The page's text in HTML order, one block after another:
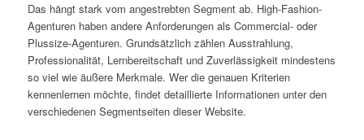
Das hängt stark vom angestrebten Segment ab. High-Fashion-
Agenturen haben andere Anforderungen als Commercial- oder
Plussize-Agenturen. Grundsätzlich zählen Ausstrahlung,
Professionalität, Lernbereitschaft und Zuverlässigkeit mindestens
so viel wie äußere Merkmale. Wer die genauen Kriterien
kennenlernen möchte, findet detaillierte Informationen unter den
verschiedenen Segmentseiten dieser Website.